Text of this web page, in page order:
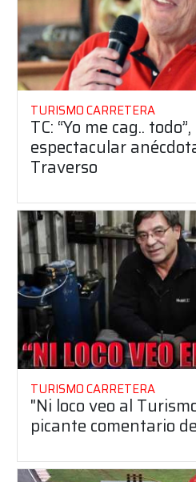
TURISMO CARRETERA
TC: “Yo me cag..
espectacular
Traverso
TURISMO CARRETERA
"Ni loco veo al
picante comentario